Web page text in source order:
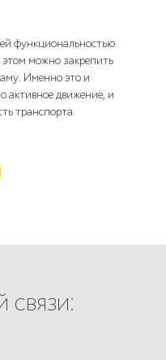
функциональностью.
можно закрепить
Именно это и
активное движение, и
транспорта.